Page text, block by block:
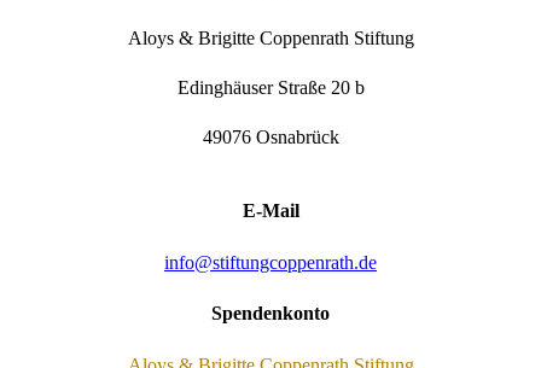
Aloys & Brigitte Coppenrath Stiftung
Edinghäuser Straße 20 b
49076 Osnabrück
E-Mail
info@stiftungcoppenrath.de
Spendenkonto